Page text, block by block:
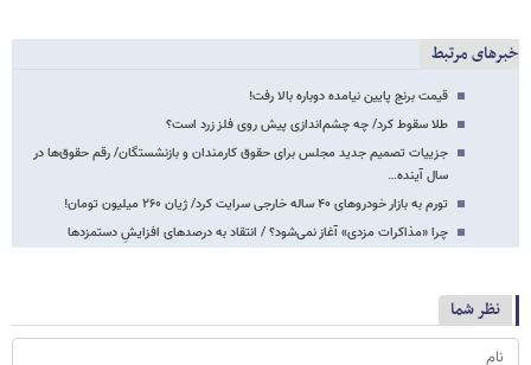
خبرهای مرتبط
قیمت برنج پایین نیامده دوباره بالا رفت!
طلا سقوط کرد/ چه چشم‌اندازی پیش روی فلز زرد است؟
جزییات تصمیم جدید مجلس برای حقوق کارمندان و بازنشستگان/ رقم حقوق‌ها در
سال آینده…
تورم به بازار خودروهای ۴۰ ساله خارجی سرایت کرد/ ژیان ۲۶۰ میلیون تومان!
چرا «مذاکرات مزدی» آغاز نمی‌شود؟ / انتقاد به درصدهای افزایشِ دستمزدها
نظر شما